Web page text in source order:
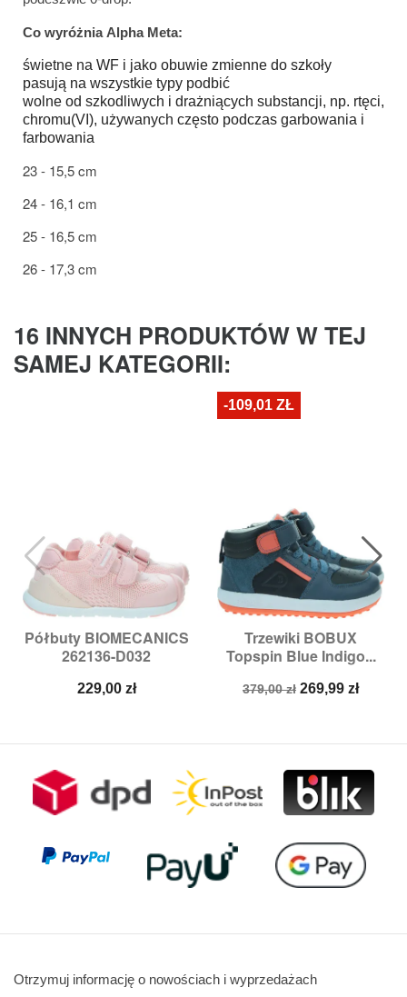
Co wyróżnia Alpha Meta:
świetne na WF i jako obuwie zmienne do szkoły
pasują na wszystkie typy podbić
wolne od szkodliwych i drażniących substancji, np. rtęci,
chromu(VI), używanych często podczas garbowania i
farbowania
23 - 15,5 cm
24 - 16,1 cm
25 - 16,5 cm
26 - 17,3 cm
16 INNYCH PRODUKTÓW W TEJ
SAMEJ KATEGORII:
Półbuty BIOMECANICS
262136-D032
Cena
229,00 zł
Trzewiki BOBUX
Topspin Blue Indigo...
Cena
379,00 zł Cena
269,99 zł
-109,01 ZŁ
Otrzymuj informację o nowościach i wyprzedażach